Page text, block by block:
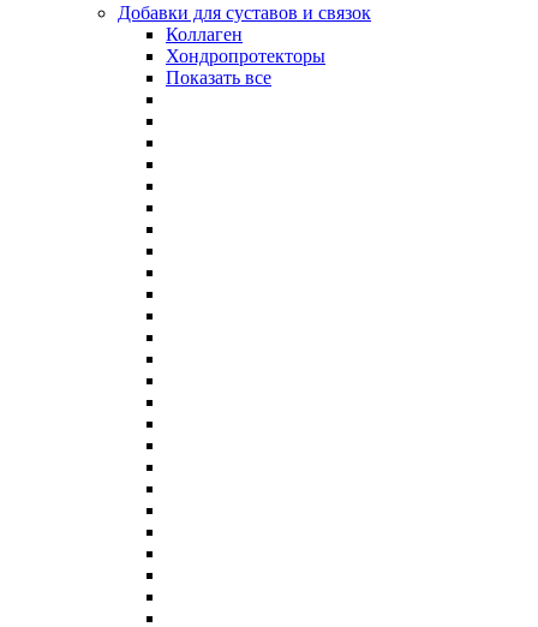
Добавки для суставов и связок
Коллаген
Хондропротекторы
Показать все